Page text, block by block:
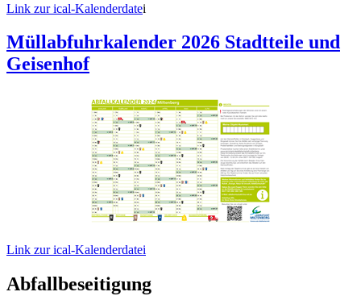
Link zur ical-Kalenderdatei
Müllabfuhrkalender 2026 Stadtteile und
Geisenhof
Link zur ical-Kalenderdatei
Abfallbeseitigung